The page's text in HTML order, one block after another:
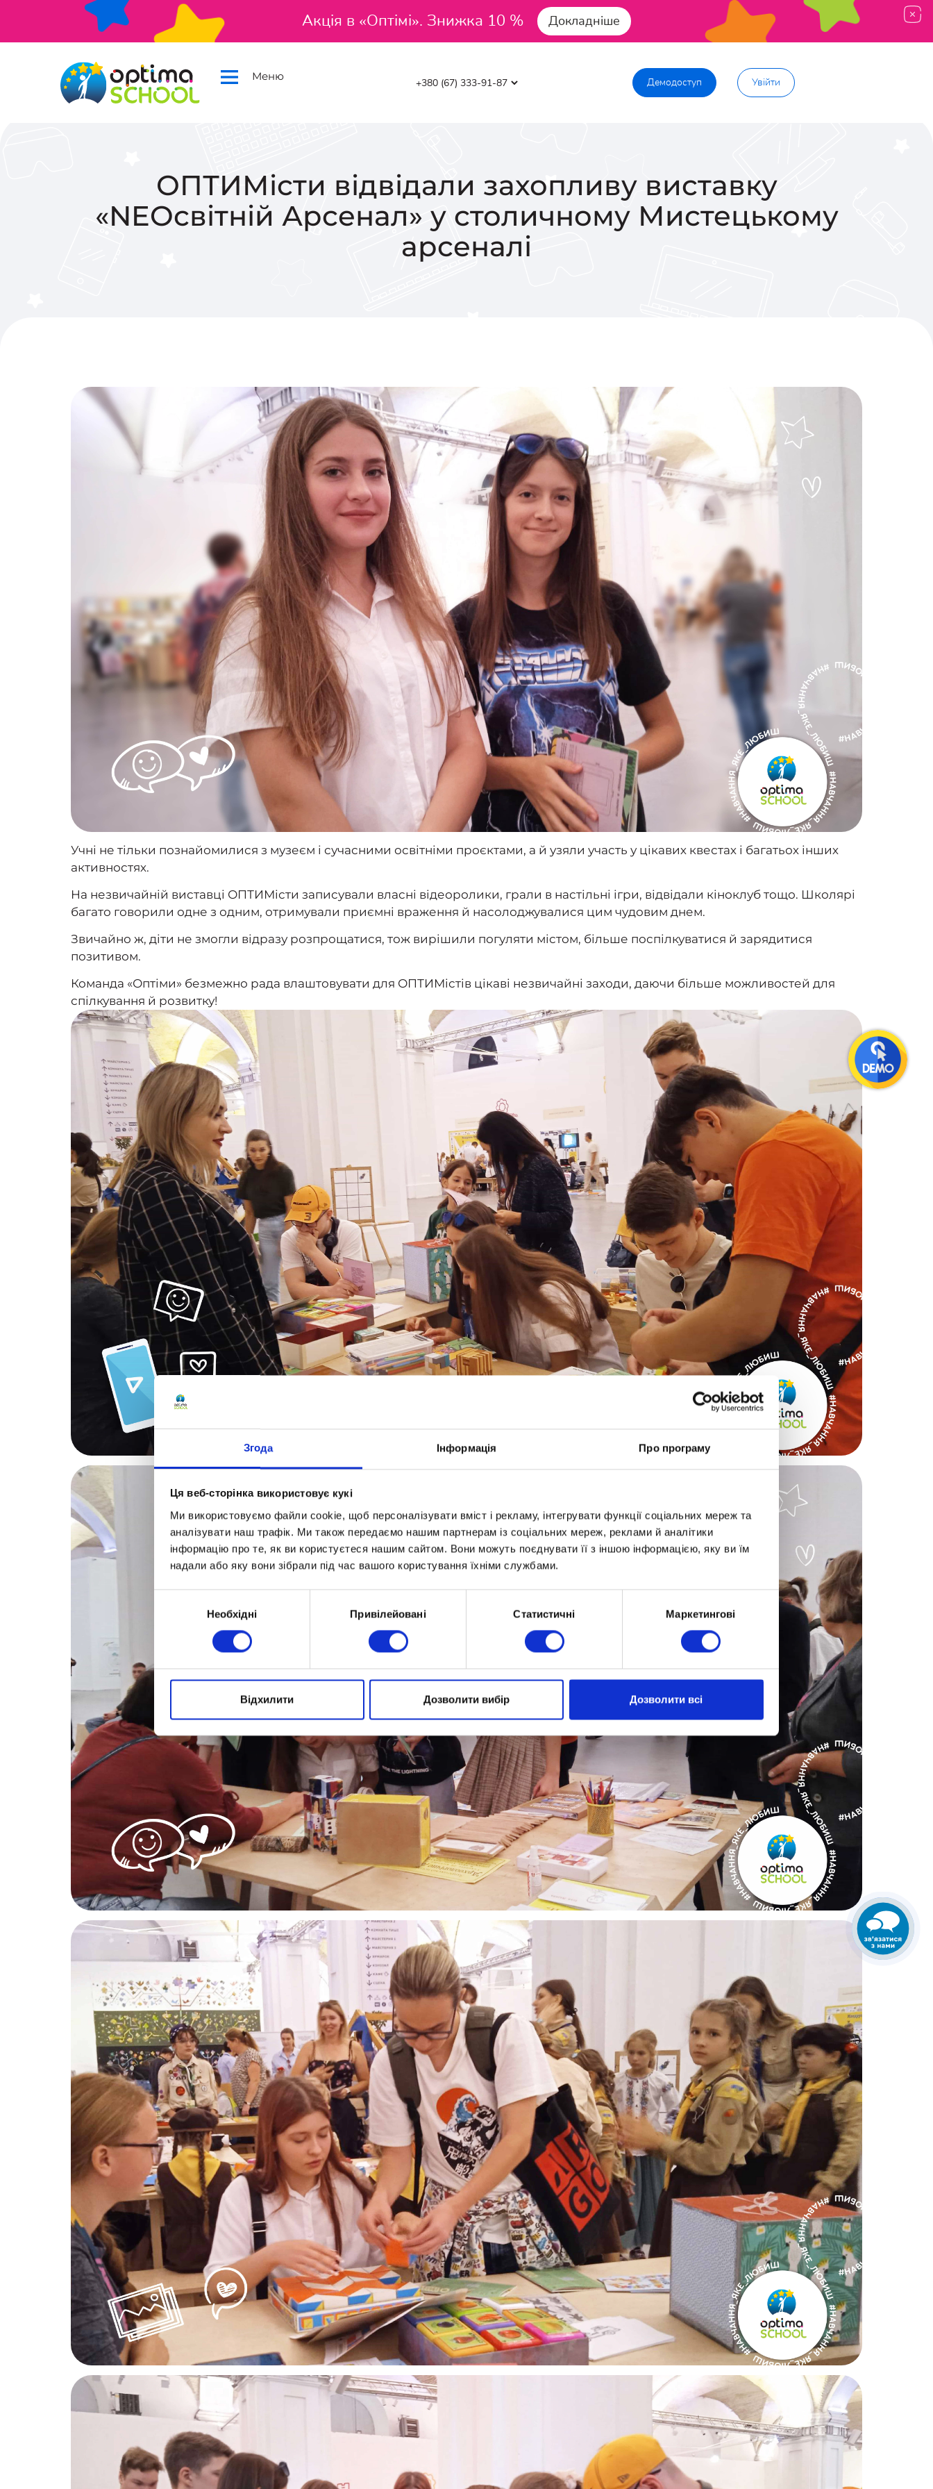
Згода Інформація Про програму
Ця веб-сторінка використовує кукі
Ми використовуємо файли cookie, щоб персоналізувати вміст і рекламу, інтегрувати функції соціальних мереж та
аналізувати наш трафік. Ми також передаємо нашим партнерам із соціальних мереж, реклами й аналітики
інформацію про те, як ви користуєтеся нашим сайтом. Вони можуть поєднувати її з іншою інформацією, яку ви їм
надали або яку вони зібрали під час вашого користування їхніми службами.
Необхідні Привілейовані Статистичні Маркетингові
Відхилити Дозволити вибір Дозволити всі
Акція в «Оптімі». Знижка 10 % Докладніше
Меню Демодоступ Увійти
ОПТИМісти відвідали захопливу виставку
«NEOсвітній Арсенал» у столичному Мистецькому
арсеналі
Учні не тільки познайомилися з музеєм і сучасними освітніми проєктами, а й узяли участь у цікавих квестах і багатьох інших
активностях.
На незвичайній виставці ОПТИМісти записували власні відеоролики, грали в настільні ігри, відвідали кіноклуб тощо. Школярі
багато говорили одне з одним, отримували приємні враження й насолоджувалися цим чудовим днем.
Звичайно ж, діти не змогли відразу розпрощатися, тож вирішили погуляти містом, більше поспілкуватися й зарядитися
позитивом.
Команда «Оптіми» безмежно рада влаштовувати для ОПТИМістів цікаві незвичайні заходи, даючи більше можливостей для
спілкування й розвитку!